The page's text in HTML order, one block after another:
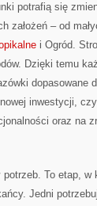
potrafią się
założeń – od
i Ogród.
Dzięki temu
dopasowane
inwestycji,
oraz na
To etap,
Jedni